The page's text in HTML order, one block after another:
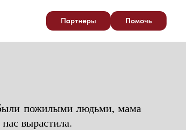
Партнеры Помочь
пожилыми людьми, мама
вырастила.